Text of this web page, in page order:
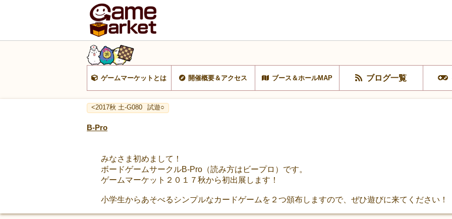
ゲームマーケットとは 開催概要＆アクセス ブース＆ホールMAP ブログ一覧
<2017秋 土-G080 試遊○
B-Pro
みなさま初めまして！
ボードゲームサークルB-Pro（読み方はビープロ）です。
ゲームマーケット２０１７秋から初出展します！
小学生からあそべるシンプルなカードゲームを２つ頒布しますので、ぜひ遊びに来てください！